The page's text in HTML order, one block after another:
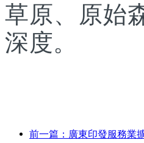
草原、原始
深度。